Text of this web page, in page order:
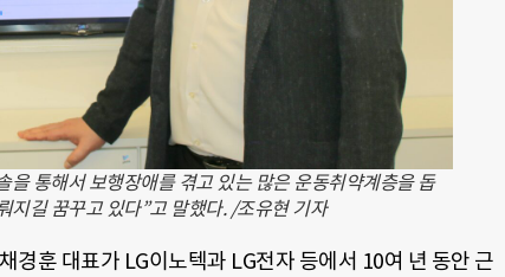
을 통해서 보행장애를 겪고 있는 많은 운동취약계층을 돕
지길 꿈꾸고 있다”고 말했다. /조유현 기자
경훈 대표가 LG이노텍과 LG전자 등에서 10여 년 동안 근